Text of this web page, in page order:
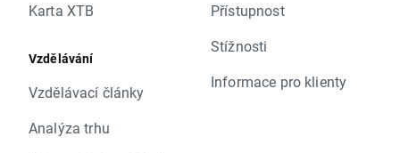
Karta XTB
Vzdělávání
Vzdělávací články
Analýza trhu
Přístupnost
Stížnosti
Informace pro klienty